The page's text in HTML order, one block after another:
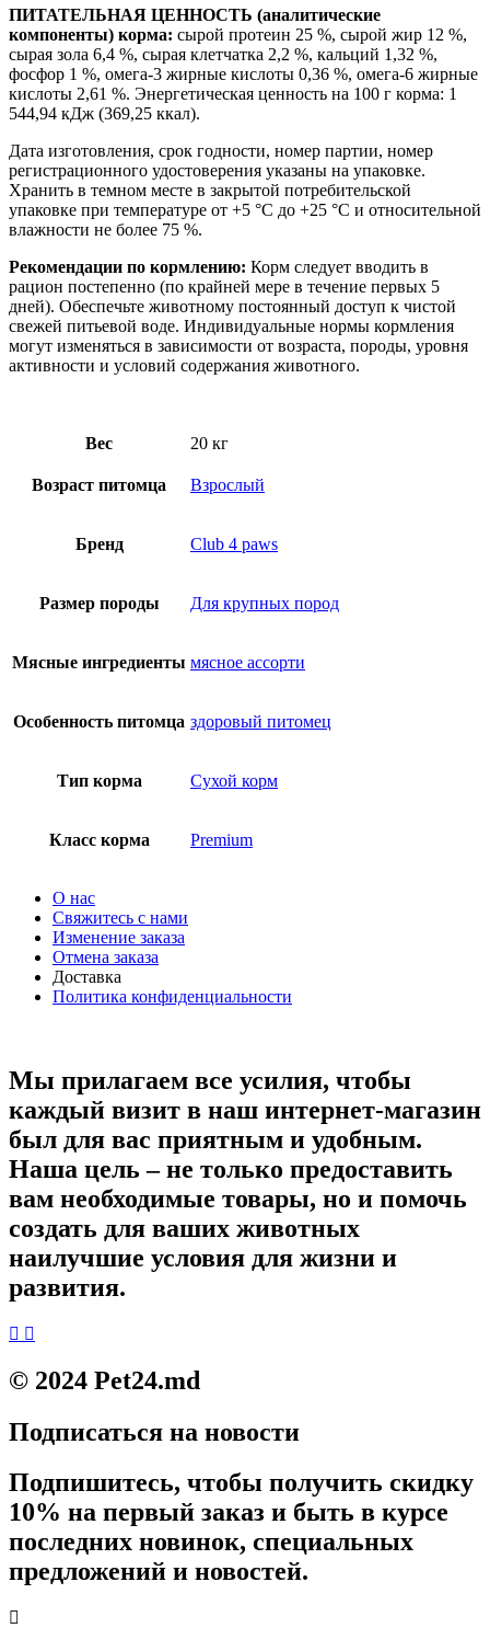
ПИТАТЕЛЬНАЯ ЦЕННОСТЬ (аналитические
компоненты) корма: сырой протеин 25 %, сырой жир 12 %,
сырая зола 6,4 %, сырая клетчатка 2,2 %, кальций 1,32 %,
фосфор 1 %, омега-3 жирные кислоты 0,36 %, омега-6 жирные
кислоты 2,61 %. Энергетическая ценность на 100 г корма: 1
544,94 кДж (369,25 ккал).
Дата изготовления, срок годности, номер партии, номер
регистрационного удостоверения указаны на упаковке.
Хранить в темном месте в закрытой потребительской
упаковке при температуре от +5 °C до +25 °C и относительной
влажности не более 75 %.
Рекомендации по кормлению: Корм следует вводить в
рацион постепенно (по крайней мере в течение первых 5
дней). Обеспечьте животному постоянный доступ к чистой
свежей питьевой воде. Индивидуальные нормы кормления
могут изменяться в зависимости от возраста, породы, уровня
активности и условий содержания животного.
Вес 20 кг
Возраст питомца Взрослый
Бренд Club 4 paws
Размер породы Для крупных пород
Мясные ингредиенты мясное ассорти
Особенность питомца здоровый питомец
Тип корма Сухой корм
Класс корма Premium
О нас
Свяжитесь с нами
Изменение заказа
Отмена заказа
Доставка
Политика конфиденциальности
Мы прилагаем все усилия, чтобы
каждый визит в наш интернет-магазин
был для вас приятным и удобным.
Наша цель – не только предоставить
вам необходимые товары, но и помочь
создать для ваших животных
наилучшие условия для жизни и
развития.
© 2024 Pet24.md
Подписаться на новости
Подпишитесь, чтобы получить скидку
10% на первый заказ и быть в курсе
последних новинок, специальных
предложений и новостей.